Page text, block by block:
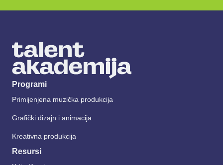
Programi
Primijenjena muzička produkcija
Grafički dizajn i animacija
Kreativna produkcija
Resursi